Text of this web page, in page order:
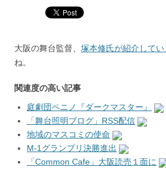
大阪の舞台監督、 塚本修氏が紹介してい
ね。
関連度の高い記事
庭劇団ペニノ『ダークマスター』
「舞台照明ブログ」RSS配信
地域のマスコミの使命
M-1グランプリ決勝進出
「Common Cafe」大阪読売１面に